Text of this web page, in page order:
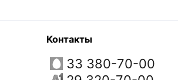
Контакты
33 380-70-00